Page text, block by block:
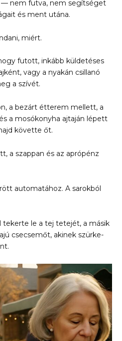
nem futva, nem segítséget
és ment utána.
miért.
futott, inkább küldetéses
vagy a nyakán csillanó
a szívét.
a bezárt étterem mellett, a
a mosókonyha ajtaján lépett
követte őt.
a szappan és az aprópénz
automatához. A sarokból
tekerte le a tej tetejét, a másik
csecsemőt, akinek szürke-